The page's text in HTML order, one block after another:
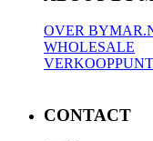
OVER
WHOLESALE
CONTACT